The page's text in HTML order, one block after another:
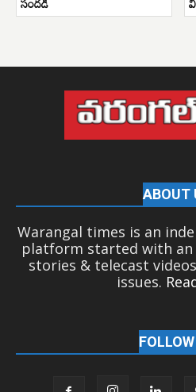
ABOUT
Warangal times is an
platform started with
stories & telecast
issues.